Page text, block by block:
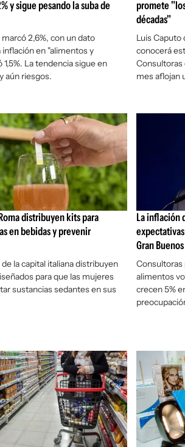
y sigue pesando la suba de
marcó 2,6%, con un dato
en "alimentos y
1,5%. La tendencia sigue en
aún riesgos.
promete
décadas"
Luis Caputo
conocerá
Consultoras
mes aflojan
distribuyen kits para
en bebidas y prevenir
la capital italiana distribuyen
para que las mujeres
sustancias sedantes en sus
La inflación
Gran
Consultoras
alimentos
crecen 5%